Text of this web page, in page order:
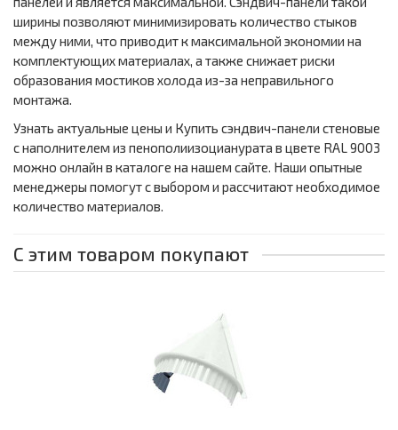
ширины позволяют минимизировать количество стыков
между ними, что приводит к максимальной экономии на
комплектующих материалах, а также снижает риски
образования мостиков холода из-за неправильного
монтажа.
Узнать актуальные цены и Купить сэндвич-панели стеновые
с наполнителем из пенополиизоцианурата в цвете RAL 9003
можно онлайн в каталоге на нашем сайте. Наши опытные
менеджеры помогут с выбором и рассчитают необходимое
количество материалов.
С этим товаром покупают